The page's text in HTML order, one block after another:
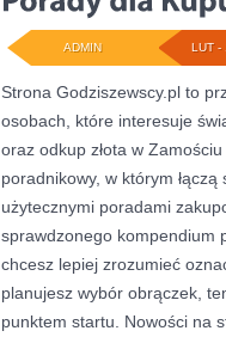
LUT -
ADMIN
Strona Godziszewscy.pl to
osobach, które interesuje
oraz odkup złota w
poradnikowy, w którym
użytecznymi poradami
sprawdzonego kompendium
chcesz lepiej zrozumieć
planujesz wybór obrączek,
punktem startu. Nowości na